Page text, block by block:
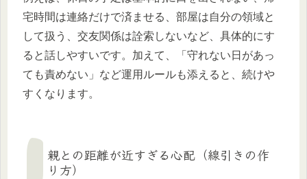
宅時間は連絡だけで済ませる、部屋は自分の領域と
して扱う、交友関係は詮索しないなど、具体的にす
ると話しやすいです。加えて、「守れない日があっ
ても責めない」など運用ルールも添えると、続けや
すくなります。
親との距離が近すぎる心配（線引きの作
り方）